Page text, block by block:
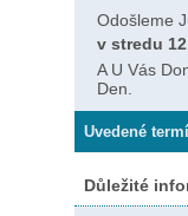
Odošleme
v stredu
A U Vás
Den.
Uvedené
Důležité